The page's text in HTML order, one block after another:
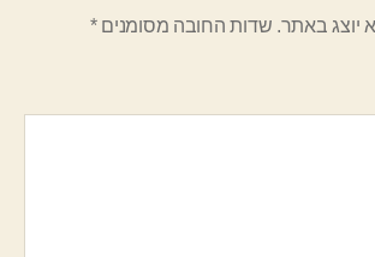
יוצג באתר. שדות החובה מסומנים*